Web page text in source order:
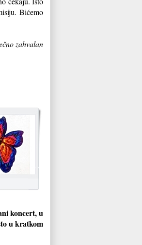
Bićemo
zahvalan
koncert, u
u kratkom